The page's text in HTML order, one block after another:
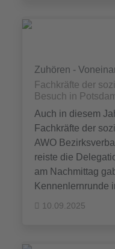
Zuhören -
Fachkräfte der
Besuch in
Auch in diesem
Fachkräfte der
AWO
reiste die
am Nachmittag
Kennenlernrunde
10.09.2025